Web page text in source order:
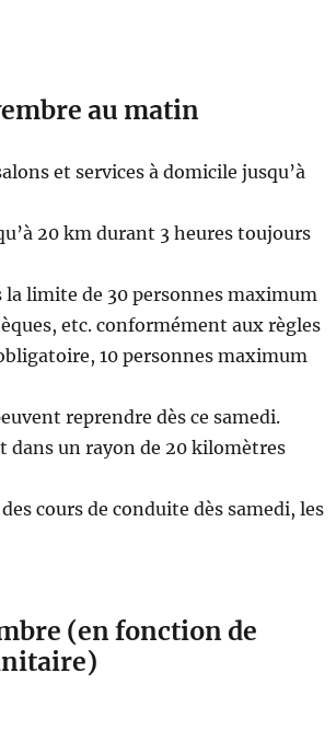
au matin
et services à domicile jusqu’à
20 km durant 3 heures toujours
limite de 30 personnes maximum
etc. conformément aux règles
10 personnes maximum
reprendre dès ce samedi.
dans un rayon de 20 kilomètres
cours de conduite dès samedi, les
(en fonction de
chasse, resto, cine, etc. »